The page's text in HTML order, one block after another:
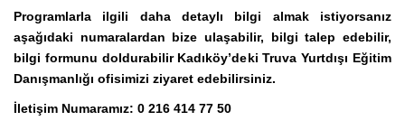
Programlarla ilgili daha detaylı bilgi almak istiyorsanız
aşağıdaki numaralardan bize ulaşabilir, bilgi talep edebilir,
bilgi formunu doldurabilir Kadıköy’deki Truva Yurtdışı Eğitim
Danışmanlığı ofisimizi ziyaret edebilirsiniz.
İletişim Numaramız: 0 216 414 77 50